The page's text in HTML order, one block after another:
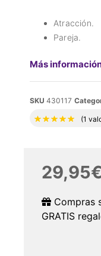
Atracción.
Pareja.
Más
SKU 430117
(1
29,95€
Compras
GRATIS